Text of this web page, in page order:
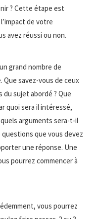
? Cette étape est
de votre
avez réussi ou non.
grand nombre de
savez-vous de ceux
sujet abordé ? Que
quoi sera il intéressé,
arguments sera-t-il
que vous devez
une réponse. Une
pourrez commencer à
vous pourrez